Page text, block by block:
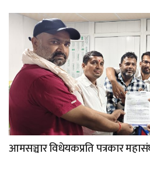
आमसञ्चार विधेयकप्रति पत्रकार